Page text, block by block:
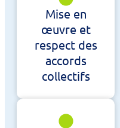
Mise en
œuvre et
respect des
accords
collectifs